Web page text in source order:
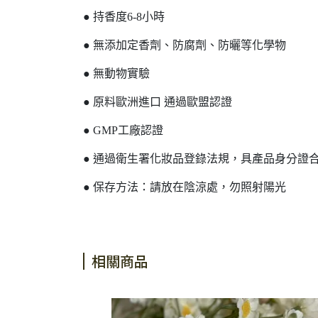
● 持香度6-8小時
● 無添加定香劑、防腐劑、防曬等化學物
● 無動物實驗
● 原料歐洲進口 通過歐盟認證
● GMP工廠認證
● 通過衛生署化妝品登錄法規，具產品身分證
● 保存方法：請放在陰涼處，勿照射陽光
相關商品